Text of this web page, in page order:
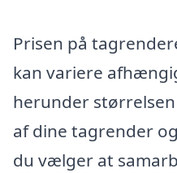
Prisen på
kan variere
herunder
af dine tagrender
du vælger at